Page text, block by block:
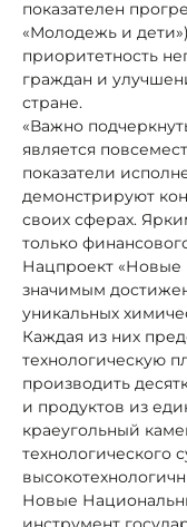
показателен
«Молодежь и
приоритетность
граждан и
стране.
«Важно
является
показатели
демонстрируют
своих сферах.
только
Нацпроект «Новые
значимым
уникальных
Каждая из них
технологическую
производить
и продуктов из
краеугольный
технологического
Новые